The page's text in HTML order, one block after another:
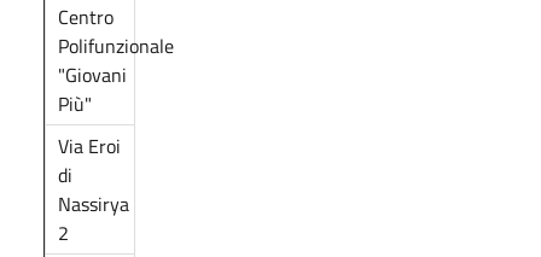
Centro
Polifunzionale
"Giovani
Più"
Via Eroi
di
Nassirya
2